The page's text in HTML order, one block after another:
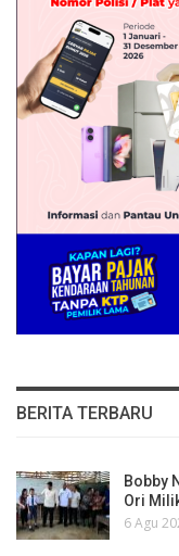
BERITA TERBARU
Bobby
Ori
6 Agu